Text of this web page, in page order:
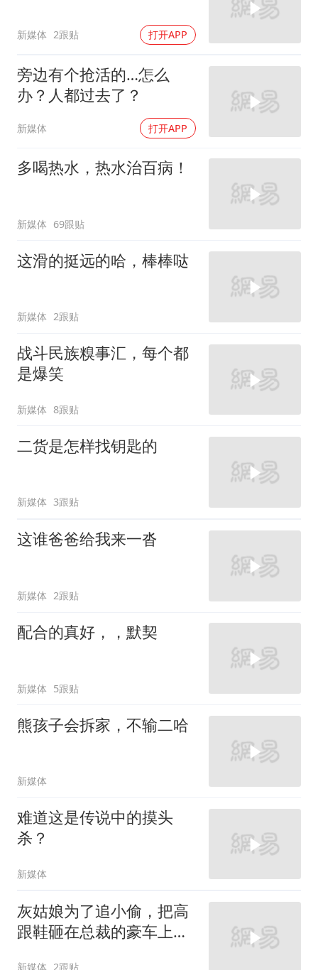
新媒体 2跟贴 打开APP
旁边有个抢活的…怎么
办？人都过去了？
新媒体 打开APP
多喝热水，热水治百病！
新媒体 69跟贴
这滑的挺远的哈，棒棒哒
新媒体 2跟贴
战斗民族糗事汇，每个都
是爆笑
新媒体 8跟贴
二货是怎样找钥匙的
新媒体 3跟贴
这谁爸爸给我来一沓
新媒体 2跟贴
配合的真好，，默契
新媒体 5跟贴
熊孩子会拆家，不输二哈
新媒体
难道这是传说中的摸头
杀？
新媒体
灰姑娘为了追小偷，把高
跟鞋砸在总裁的豪车上，
新媒体 2跟贴